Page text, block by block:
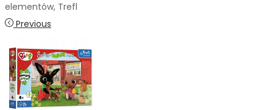
elementów, Trefl
Previous